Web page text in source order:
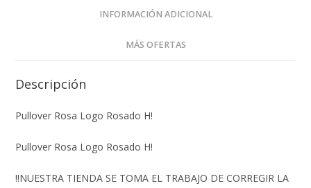
INFORMACIÓN ADICIONAL
MÁS OFERTAS
Descripción
Pullover Rosa Logo Rosado H!
Pullover Rosa Logo Rosado H!
‼️NUESTRA TIENDA SE TOMA EL TRABAJO DE CORREGIR LA